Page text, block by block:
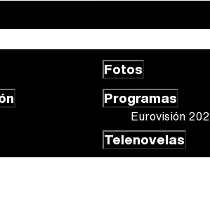
Fotos
Programas
Eurovisión
Telenovelas